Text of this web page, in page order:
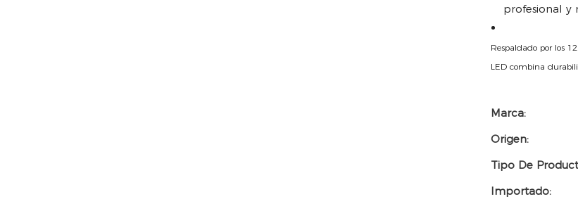
profesional y
Respaldado por los
LED combina
Marca:
Origen:
Tipo De
Importado: